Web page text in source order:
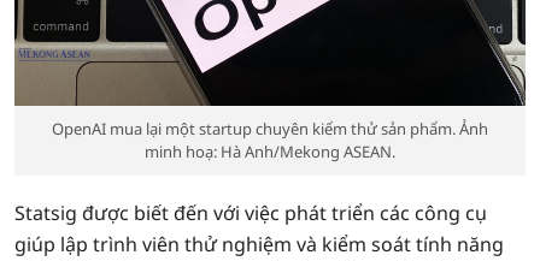
OpenAI mua lại một startup chuyên kiểm thử sản phẩm. Ảnh
minh hoạ: Hà Anh/Mekong ASEAN.
Statsig được biết đến với việc phát triển các công cụ
giúp lập trình viên thử nghiệm và kiểm soát tính năng